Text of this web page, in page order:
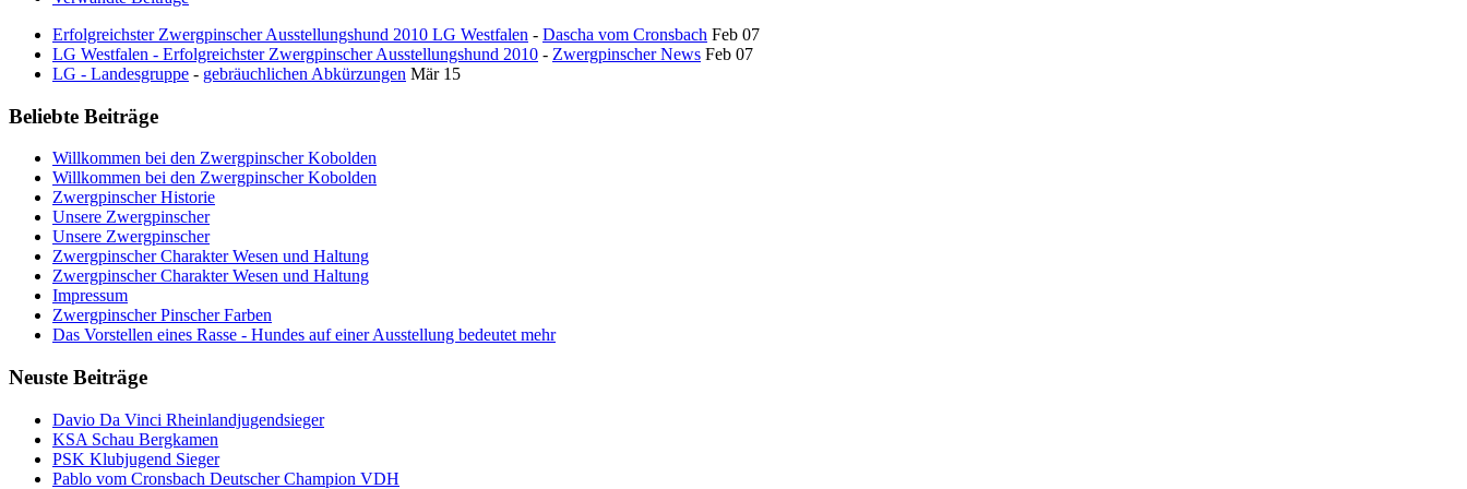
Erfolgreichster Zwergpinscher Ausstellungshund 2010 LG Westfalen - Dascha vom Cronsbach Feb 07
LG Westfalen - Erfolgreichster Zwergpinscher Ausstellungshund 2010 - Zwergpinscher News Feb 07
LG - Landesgruppe - gebräuchlichen Abkürzungen Mär 15
Beliebte Beiträge
Willkommen bei den Zwergpinscher Kobolden
Willkommen bei den Zwergpinscher Kobolden
Zwergpinscher Historie
Unsere Zwergpinscher
Unsere Zwergpinscher
Zwergpinscher Charakter Wesen und Haltung
Zwergpinscher Charakter Wesen und Haltung
Impressum
Zwergpinscher Pinscher Farben
Das Vorstellen eines Rasse - Hundes auf einer Ausstellung bedeutet mehr
Neuste Beiträge
Davio Da Vinci Rheinlandjugendsieger
KSA Schau Bergkamen
PSK Klubjugend Sieger
Pablo vom Cronsbach Deutscher Champion VDH